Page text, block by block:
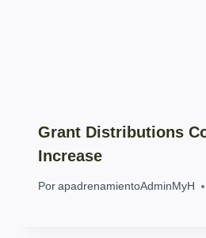
Grant Distributions
Increase
Por apadrenamientoAdminMyH